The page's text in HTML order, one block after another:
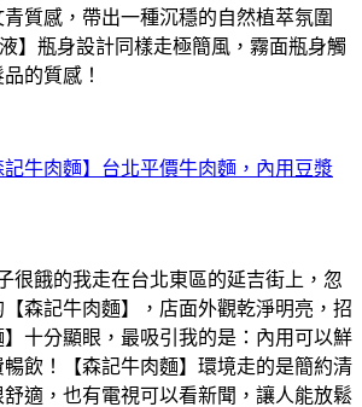
質感，帶出一種沉穩的自然植萃氛圍
液】瓶身設計同樣走極簡風，霧面瓶身觸
的質感！
牛肉麵】台北平價牛肉麵，內用豆漿
很餓的我走在台北東區的延吉街上，忽
森記牛肉麵】，店面外觀乾淨明亮，招
十分顯眼，最吸引我的是：內用可以鮮
飲！【森記牛肉麵】環境走的是簡約清
適，也有電視可以看新聞，讓人能放鬆